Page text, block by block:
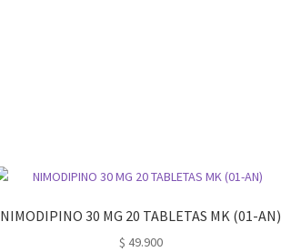
NIMODIPINO 30 MG 20 TABLETAS MK (01-AN)
$ 49.900